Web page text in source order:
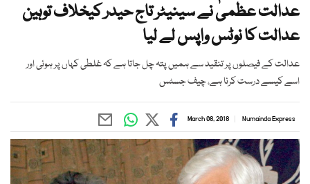
عدالت عظمیٰ نے سینیٹر تاج حیدر کیخلاف توہین
عدالت کا نوٹس واپس لے لیا
عدالت کے فیصلوں پر تنقید سے ہمیں پتہ چل جاتا ہے کہ غلطی کہاں پر ہوئی اور
اسے کیسے درست کرنا ہے، چیف جسٹس
Numainda Express
March 08, 2018